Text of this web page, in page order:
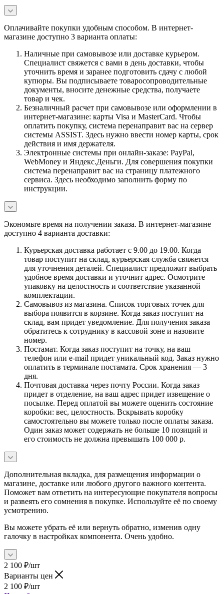
Оплачивайте покупки удобным способом. В интернет-
магазине доступно 3 варианта оплаты:
Наличные при самовывозе или доставке курьером.
Специалист свяжется с вами в день доставки, чтобы
уточнить время и заранее подготовить сдачу с любой
купюры. Вы подписываете товаросопроводительные
документы, вносите денежные средства, получаете
товар и чек.
Безналичный расчет при самовывозе или оформлении в
интернет-магазине: карты Visa и MasterCard. Чтобы
оплатить покупку, система перенаправит вас на сервер
системы ASSIST. Здесь нужно ввести номер карты, срок
действия и имя держателя.
Электронные системы при онлайн-заказе: PayPal,
WebMoney и Яндекс.Деньги. Для совершения покупки
система перенаправит вас на страницу платежного
сервиса. Здесь необходимо заполнить форму по
инструкции.
Экономьте время на получении заказа. В интернет-магазине
доступно 4 варианта доставки:
Курьерская доставка работает с 9.00 до 19.00. Когда
товар поступит на склад, курьерская служба свяжется
для уточнения деталей. Специалист предложит выбрать
удобное время доставки и уточнит адрес. Осмотрите
упаковку на целостность и соответствие указанной
комплектации.
Самовывоз из магазина. Список торговых точек для
выбора появится в корзине. Когда заказ поступит на
склад, вам придет уведомление. Для получения заказа
обратитесь к сотруднику в кассовой зоне и назовите
номер.
Постамат. Когда заказ поступит на точку, на ваш
телефон или e-mail придет уникальный код. Заказ нужно
оплатить в терминале постамата. Срок хранения — 3
дня.
Почтовая доставка через почту России. Когда заказ
придет в отделение, на ваш адрес придет извещение о
посылке. Перед оплатой вы можете оценить состояние
коробки: вес, целостность. Вскрывать коробку
самостоятельно вы можете только после оплаты заказа.
Один заказ может содержать не больше 10 позиций и
его стоимость не должна превышать 100 000 р.
Дополнительная вкладка, для размещения информации о
магазине, доставке или любого другого важного контента.
Поможет вам ответить на интересующие покупателя вопросы
и развеять его сомнения в покупке. Используйте её по своему
усмотрению.
Вы можете убрать её или вернуть обратно, изменив одну
галочку в настройках компонента. Очень удобно.
2 100 ₽/шт
Варианты цен
2 100 ₽/шт